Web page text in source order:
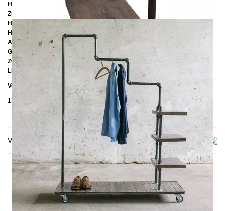
Höhe:
Zusätzliche Informationen
Handmade
Holz: Kiefer gebeizt
Ablagenhöhe: ca. 20 cm
Gestell: Pulverbeschichteter Stahl oder unbehandelter Stahl
Zwei Rollen mit Bremse
Lieferzustand: Zerlegt
Verpackungsdetails
1. Karton: 530 x 430 x 1330 cm, ≈ 34 kg
Versand & Lieferung